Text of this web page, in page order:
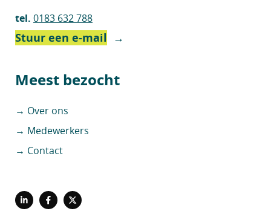
tel. 0183 632 788
Stuur een e-mail →
Meest bezocht
→ Over ons
→ Medewerkers
→ Contact